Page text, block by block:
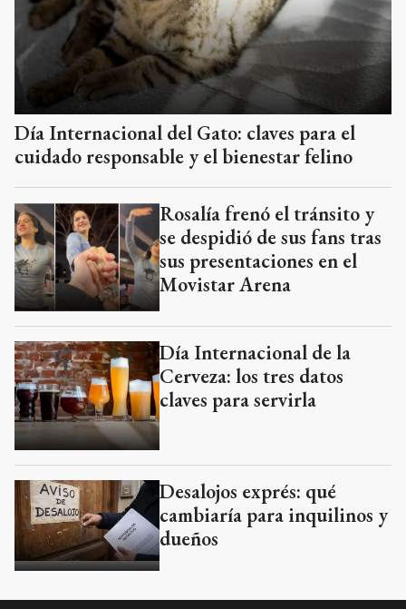
Día Internacional del Gato: claves para el
cuidado responsable y el bienestar felino
Rosalía frenó el tránsito y
se despidió de sus fans tras
sus presentaciones en el
Movistar Arena
Día Internacional de la
Cerveza: los tres datos
claves para servirla
Desalojos exprés: qué
cambiaría para inquilinos y
dueños